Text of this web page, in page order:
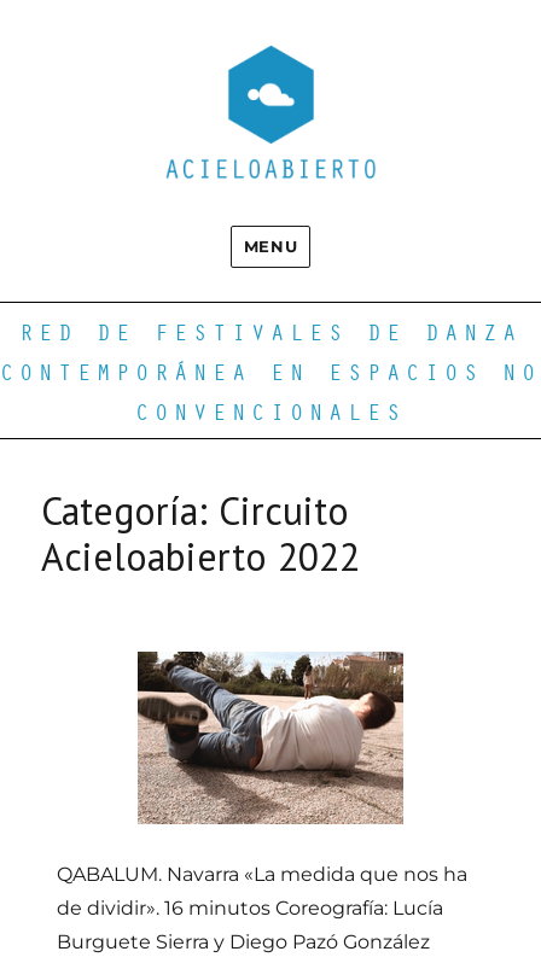
MENU
RED DE FESTIVALES DE DANZA
CONTEMPORÁNEA EN ESPACIOS NO
CONVENCIONALES
Categoría: Circuito
Acieloabierto 2022
QABALUM. Navarra «La medida que nos ha
de dividir». 16 minutos Coreografía: Lucía
Burguete Sierra y Diego Pazó González